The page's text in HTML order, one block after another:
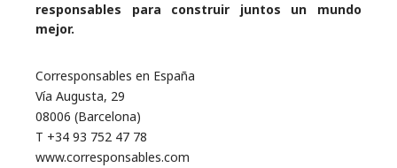
responsables para construir juntos un mundo
mejor.
Corresponsables en España
Vía Augusta, 29
08006 (Barcelona)
T +34 93 752 47 78
www.corresponsables.com